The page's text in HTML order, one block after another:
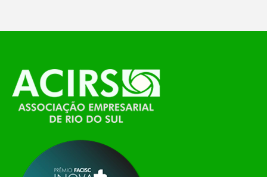
O Polo ACATE-ACIRS, por meio do NIAVI – Núcleo
de Tecnologia da Informação do Alto Vale do
Itajaí, realizou, no dia 21 de julho, o evento
Conexão Tech NIAVI, reunindo empresas de
tecnologia da região para uma noite de
apresentação de novas iniciativas para o setor. O
encontro aconteceu em Rio…